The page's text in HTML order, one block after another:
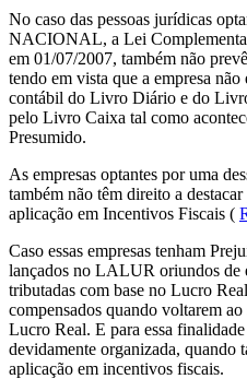
No caso das pessoas jurídicas
NACIONAL, a Lei
em 01/07/2007, também não
tendo em vista que a empresa
contábil do Livro Diário e do
pelo Livro Caixa tal como
Presumido.
As empresas optantes por uma
também não têm direito a
aplicação em Incentivos Fiscais (
Caso essas empresas tenham
lançados no LALUR oriundos de
tributadas com base no Lucro
compensados quando voltarem
Lucro Real. E para essa
devidamente organizada, quando
aplicação em incentivos fiscais.